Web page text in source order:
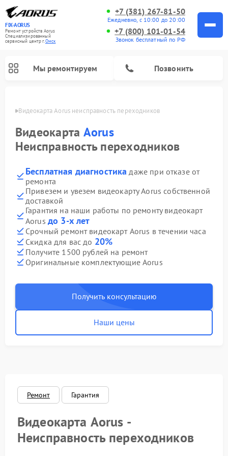
FIX-AORUS
Ремонт устройств Aorus
Специализированный
cервисный центр г.Омск
+7 (381) 267-81-50
Ежедневно, с 10:00 до 20:00
+7 (800) 101-01-54
Звонок бесплатный по РФ
Мы ремонтируем Позвонить
Видеокарта Aorus неисправность переходников
Видеокарта Aorus
Неисправность переходников
Бесплатная диагностика даже при отказе от
ремонта
Привезем и увезем видеокарту Aorus собственной
доставкой
Гарантия на наши работы по ремонту видеокарт
Aorus до 3-х лет
Срочный ремонт видеокарт Aorus в течении часа
Скидка для вас до 20%
Получите 1500 рублей на ремонт
Оригинальные комплектующие Aorus
Получить консультацию
Наши цены
Ремонт Гарантия
Видеокарта Aorus -
Неисправность переходников